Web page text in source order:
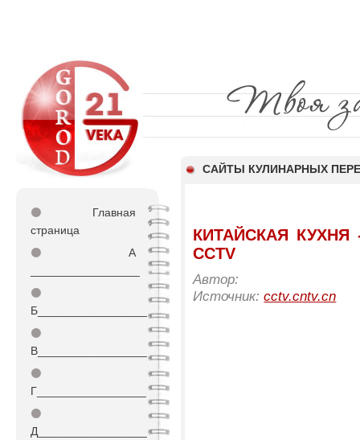
САЙТЫ КУЛИНАРНЫХ
⚫
Главная
страница
⚫
А
⚫
Б_________________
⚫
В_________________
⚫
Г_________________
⚫
Д_________________
КИТАЙСКАЯ КУХНЯ
CCTV
Автор:
Источник:cctv.cntv.cn